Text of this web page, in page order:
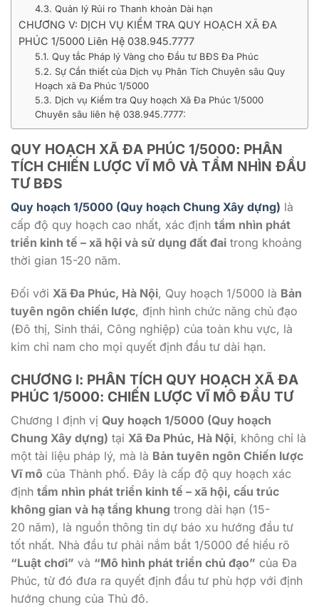
4.3. Quản lý Rủi ro Thanh khoản Dài hạn
CHƯƠNG V: DỊCH VỤ KIỂM TRA QUY HOẠCH XÃ ĐA
PHÚC 1/5000 Liên Hệ 038.945.7777
5.1. Quy tắc Pháp lý Vàng cho Đầu tư BĐS Đa Phúc
5.2. Sự Cần thiết của Dịch vụ Phân Tích Chuyên sâu Quy
Hoạch xã Đa Phúc 1/5000
5.3. Dịch vụ Kiểm tra Quy hoạch Xã Đa Phúc 1/5000
Chuyên sâu liên hệ 038.945.7777:
QUY HOẠCH XÃ ĐA PHÚC 1/5000: PHÂN
TÍCH CHIẾN LƯỢC VĨ MÔ VÀ TẦM NHÌN ĐẦU
TƯ BĐS
Quy hoạch 1/5000 (Quy hoạch Chung Xây dựng) là
cấp độ quy hoạch cao nhất, xác định tầm nhìn phát
triển kinh tế – xã hội và sử dụng đất đai trong khoảng
thời gian 15-20 năm.
Đối với Xã Đa Phúc, Hà Nội, Quy hoạch 1/5000 là Bản
tuyên ngôn chiến lược, định hình chức năng chủ đạo
(Đô thị, Sinh thái, Công nghiệp) của toàn khu vực, là
kim chỉ nam cho mọi quyết định đầu tư dài hạn.
CHƯƠNG I: PHÂN TÍCH QUY HOẠCH XÃ ĐA
PHÚC 1/5000: CHIẾN LƯỢC VĨ MÔ ĐẦU TƯ
Chương I định vị Quy hoạch 1/5000 (Quy hoạch
Chung Xây dựng) tại Xã Đa Phúc, Hà Nội, không chỉ là
một tài liệu pháp lý, mà là Bản tuyên ngôn Chiến lược
Vĩ mô của Thành phố. Đây là cấp độ quy hoạch xác
định tầm nhìn phát triển kinh tế – xã hội, cấu trúc
không gian và hạ tầng khung trong dài hạn (15-
20 năm), là nguồn thông tin dự báo xu hướng đầu tư
tốt nhất. Nhà đầu tư phải nắm bắt 1/5000 để hiểu rõ
“Luật chơi” và “Mô hình phát triển chủ đạo” của Đa
Phúc, từ đó đưa ra quyết định đầu tư phù hợp với định
hướng chung của Thủ đô.